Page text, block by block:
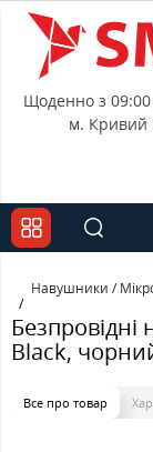
Щоденно з
м. Кривий
Навушники /
Black,
Все про товар